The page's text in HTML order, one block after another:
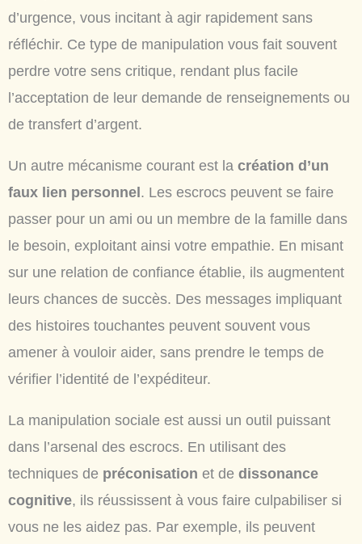
d’urgence, vous incitant à agir rapidement sans
réfléchir. Ce type de manipulation vous fait souvent
perdre votre sens critique, rendant plus facile
l’acceptation de leur demande de renseignements ou
de transfert d’argent.
Un autre mécanisme courant est la création d’un
faux lien personnel. Les escrocs peuvent se faire
passer pour un ami ou un membre de la famille dans
le besoin, exploitant ainsi votre empathie. En misant
sur une relation de confiance établie, ils augmentent
leurs chances de succès. Des messages impliquant
des histoires touchantes peuvent souvent vous
amener à vouloir aider, sans prendre le temps de
vérifier l’identité de l’expéditeur.
La manipulation sociale est aussi un outil puissant
dans l’arsenal des escrocs. En utilisant des
techniques de préconisation et de dissonance
cognitive, ils réussissent à vous faire culpabiliser si
vous ne les aidez pas. Par exemple, ils peuvent